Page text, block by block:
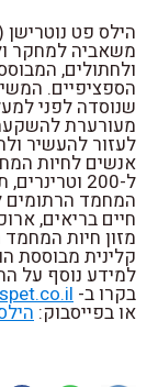
משאביה למחקר
ולחתולים,
מעורערת
לעזור להעשיר
אנשים לחיות
ל-200
המחמד הרתומים
מזון חיות
קלינית מבוססת
למידע נוסף על
בקרו ב-
או בפייסבוק: